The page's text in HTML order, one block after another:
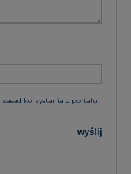
korzystania z portalu
wyślij